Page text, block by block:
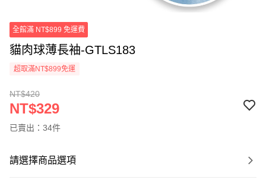
全館滿 NT$899 免運費
貓肉球薄長袖-GTLS183
超取滿NT$899免運
NT$420
NT$329
已賣出：34件
請選擇商品選項